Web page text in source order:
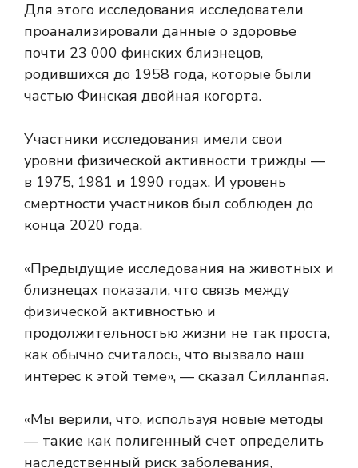
Для этого исследования исследователи
проанализировали данные о здоровье
почти 23 000 финских близнецов,
родившихся до 1958 года, которые были
частью Финская двойная когорта.
Участники исследования имели свои
уровни физической активности трижды —
в 1975, 1981 и 1990 годах. И уровень
смертности участников был соблюден до
конца 2020 года.
«Предыдущие исследования на животных и
близнецах показали, что связь между
физической активностью и
продолжительностью жизни не так проста,
как обычно считалось, что вызвало наш
интерес к этой теме», — сказал Силланпая.
«Мы верили, что, используя новые методы
— такие как полигенный счет определить
наследственный риск заболевания,